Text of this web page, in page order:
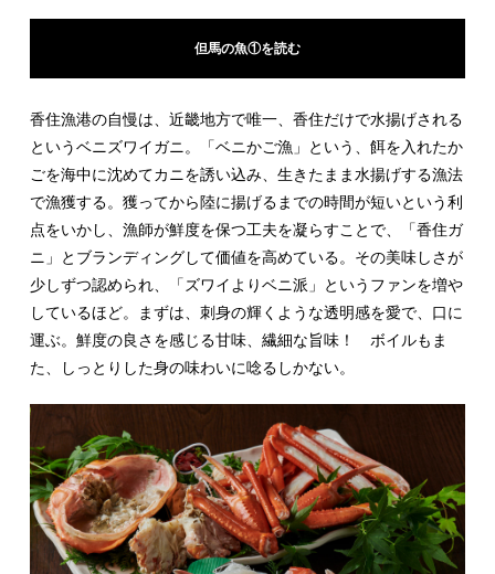
但馬の魚①を読む
香住漁港の自慢は、近畿地方で唯一、香住だけで水揚げされる
というベニズワイガニ。「ベニかご漁」という、餌を入れたか
ごを海中に沈めてカニを誘い込み、生きたまま水揚げする漁法
で漁獲する。獲ってから陸に揚げるまでの時間が短いという利
点をいかし、漁師が鮮度を保つ工夫を凝らすことで、「香住ガ
ニ」とブランディングして価値を高めている。その美味しさが
少しずつ認められ、「ズワイよりベニ派」というファンを増や
しているほど。まずは、刺身の輝くような透明感を愛で、口に
運ぶ。鮮度の良さを感じる甘味、繊細な旨味！ ボイルもま
た、しっとりした身の味わいに唸るしかない。